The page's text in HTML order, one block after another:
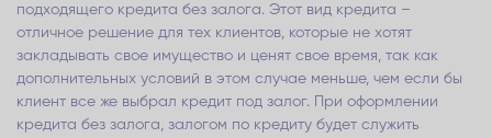
подходящего кредита без залога. Этот вид кредита –
отличное решение для тех клиентов, которые не хотят
закладывать свое имущество и ценят свое время, так как
дополнительных условий в этом случае меньше, чем если бы
клиент все же выбрал кредит под залог. При оформлении
кредита без залога, залогом по кредиту будет служить